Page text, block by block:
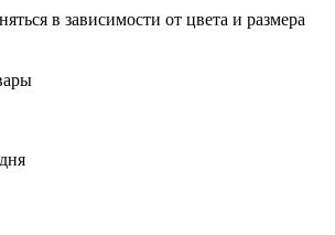
в зависимости от цвета и размера